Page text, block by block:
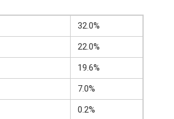
32.0%
22.0%
19.6%
7.0%
0.2%